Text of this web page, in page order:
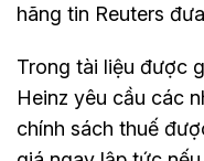
hãng tin Reuters
Trong tài liệu được
Heinz yêu cầu các
chính sách thuế